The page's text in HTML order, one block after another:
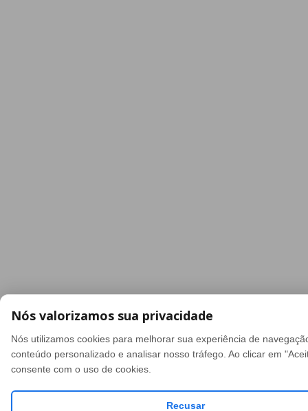
Nós valorizamos sua privacidade
Nós utilizamos cookies para melhorar sua experiência de
conteúdo personalizado e analisar nosso tráfego. Ao clicar em
consente com o uso de cookies.
Recusar